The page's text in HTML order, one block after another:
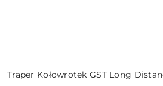
Traper Kołowrotek GST Long